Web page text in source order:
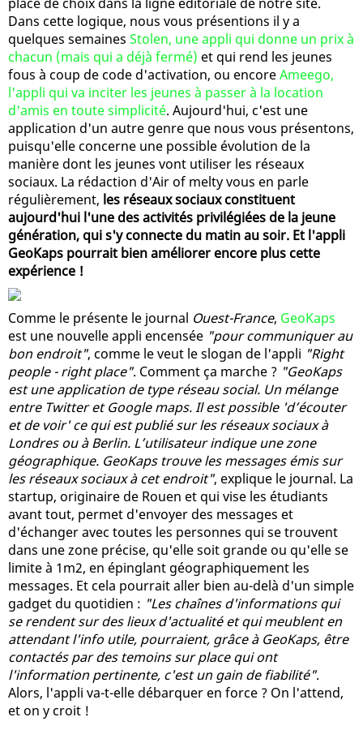
Dans cette logique, nous vous présentions il y a
quelques semaines Stolen, une appli qui donne un prix à
chacun (mais qui a déjà fermé) et qui rend les jeunes
fous à coup de code d'activation, ou encoreAmeego,
l'appli qui va inciter les jeunes à passer à la location
d'amis en toute simplicité. Aujourd'hui, c'est une
application d'un autre genre que nous vous présentons,
puisqu'elle concerne une possible évolution de la
manière dont les jeunes vont utiliser les réseaux
sociaux. La rédaction d'Air of melty vous en parle
régulièrement, les réseaux sociaux constituent
aujourd'hui l'une des activités privilégiées de la jeune
génération, qui s'y connecte du matin au soir. Et l'appli
GeoKaps pourrait bien améliorer encore plus cette
expérience !
Comme le présente le journal Ouest-France, GeoKaps
est une nouvelle appli encensée "pour communiquer au
bon endroit", comme le veut le slogan de l'appli "Right
people - right place". Comment ça marche ? "GeoKaps
est une application de type réseau social. Un mélange
entre Twitter et Google maps. Il est possible 'd’écouter
et de voir' ce qui est publié sur les réseaux sociaux à
Londres ou à Berlin. L’utilisateur indique une zone
géographique. GeoKaps trouve les messages émis sur
les réseaux sociaux à cet endroit", explique le journal. La
startup, originaire de Rouen et qui vise les étudiants
avant tout, permet d'envoyer des messages et
d'échanger avec toutes les personnes qui se trouvent
dans une zone précise, qu'elle soit grande ou qu'elle se
limite à 1m2, en épinglant géographiquement les
messages. Et cela pourrait aller bien au-delà d'un simple
gadget du quotidien : "Les chaînes d'informations qui
se rendent sur des lieux d'actualité et qui meublent en
attendant l'info utile, pourraient, grâce à GeoKaps, être
contactés par des temoins sur place qui ont
l'information pertinente, c'est un gain de fiabilité".
Alors, l'appli va-t-elle débarquer en force ? On l'attend,
et on y croit !